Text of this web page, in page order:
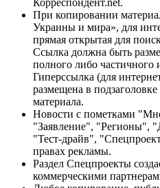
При копировании
Украины и мира», для
прямая открытая для
Ссылка должна быть
полного либо частичного
Гиперссылка (для
размещена в
материала.
Новости с пометками
"Заявление", "Регионы",
"Тест-драйв",
правах рекламы.
Раздел Спецпроекты
коммерческими